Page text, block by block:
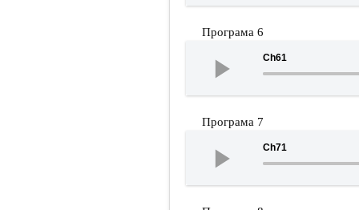
Програма 6
Ch61
Програма 7
Ch71